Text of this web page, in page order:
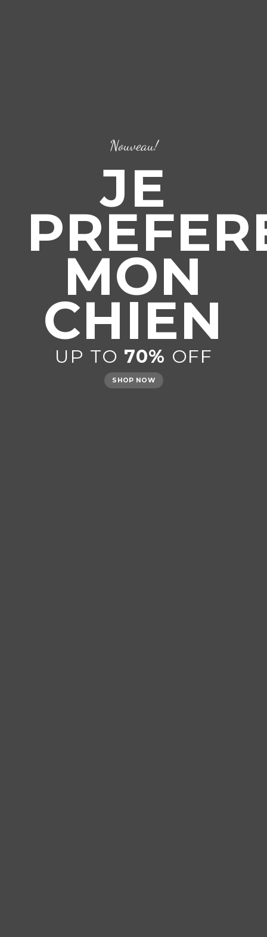
Nouveau!
JE
MON
CHIEN
UP TO 70% OFF
SHOP NOW